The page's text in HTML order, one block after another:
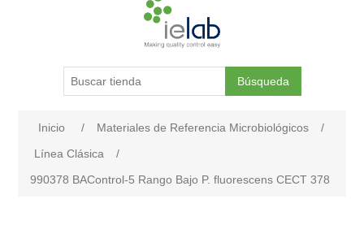
Búsqueda
Inicio / Materiales de Referencia Microbiológicos
/
Línea Clásica
/
990378 BAControl-5 Rango Bajo P. fluorescens CECT 378